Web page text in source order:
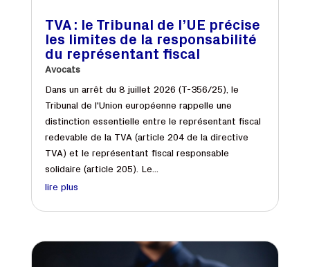
TVA : le Tribunal de l’UE précise
les limites de la responsabilité
du représentant fiscal
Avocats
Dans un arrêt du 8 juillet 2026 (T-356/25), le
Tribunal de l'Union européenne rappelle une
distinction essentielle entre le représentant fiscal
redevable de la TVA (article 204 de la directive
TVA) et le représentant fiscal responsable
solidaire (article 205). Le...
lire plus